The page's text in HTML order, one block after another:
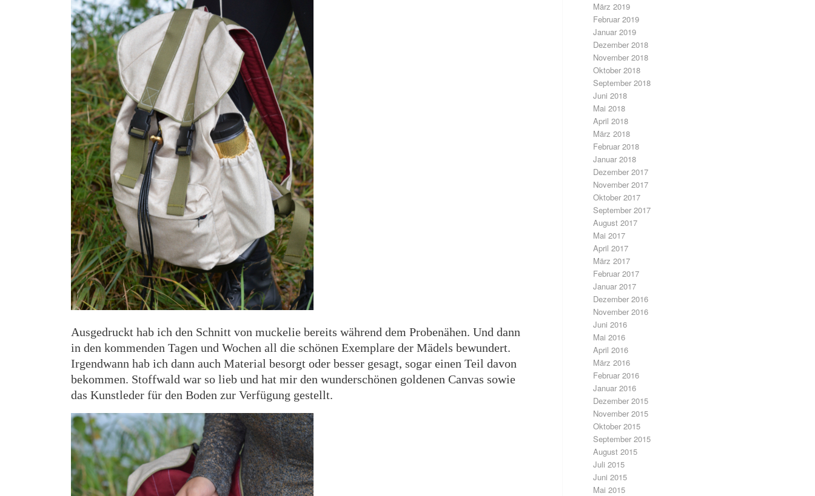
Ausgedruckt hab ich den Schnitt von muckelie bereits während dem Probenähen. Und dann
in den kommenden Tagen und Wochen all die schönen Exemplare der Mädels bewundert.
Irgendwann hab ich dann auch Material besorgt oder besser gesagt, sogar einen Teil davon
bekommen. Stoffwald war so lieb und hat mir den wunderschönen goldenen Canvas sowie
das Kunstleder für den Boden zur Verfügung gestellt.
März 2019
Februar 2019
Januar 2019
Dezember 2018
November 2018
Oktober 2018
September 2018
Juni 2018
Mai 2018
April 2018
März 2018
Februar 2018
Januar 2018
Dezember 2017
November 2017
Oktober 2017
September 2017
August 2017
Mai 2017
April 2017
März 2017
Februar 2017
Januar 2017
Dezember 2016
November 2016
Juni 2016
Mai 2016
April 2016
März 2016
Februar 2016
Januar 2016
Dezember 2015
November 2015
Oktober 2015
September 2015
August 2015
Juli 2015
Juni 2015
Mai 2015